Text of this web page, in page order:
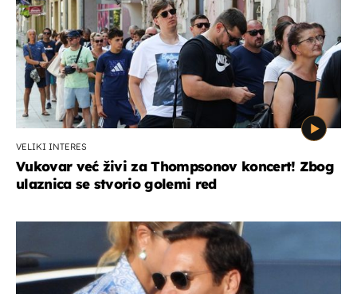
VELIKI INTERES
Vukovar već živi za Thompsonov koncert! Zbog
ulaznica se stvorio golemi red